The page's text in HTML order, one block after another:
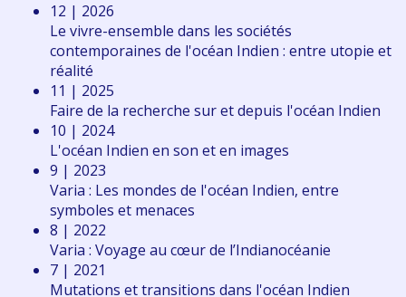
12 | 2026
Le vivre-ensemble dans les sociétés
contemporaines de l'océan Indien : entre utopie et
réalité
11 | 2025
Faire de la recherche sur et depuis l'océan Indien
10 | 2024
L'océan Indien en son et en images
9 | 2023
Varia : Les mondes de l'océan Indien, entre
symboles et menaces
8 | 2022
Varia : Voyage au cœur de l’Indianocéanie
7 | 2021
Mutations et transitions dans l'océan Indien